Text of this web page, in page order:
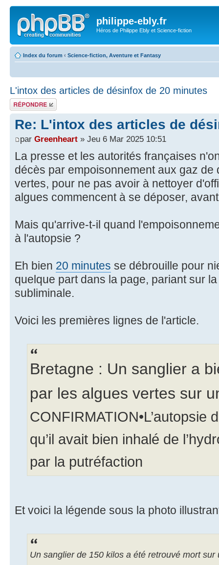
philippe-ebly.fr
Héros de Philippe Ebly et Science-fiction
Index du forum ‹ Science-fiction, Aventure et Fantasy
L'intox des articles de désinfox de 20 minutes
Répondre
Re: L'intox des articles de
par Greenheart » Jeu 6 Mar 2025 10:51
La presse et les autorités françaises
décès par empoisonnement aux gaz
vertes, pour ne pas avoir à nettoyer
algues commencent à se déposer,
Mais qu'arrive-t-il quand
à l'autopsie ?
Eh bien 20 minutes se débrouille pour
quelque part dans la page, pariant sur
subliminale.
Voici les premières lignes de l'article.
Bretagne : Un sanglier a
par les algues vertes sur
CONFIRMATION•L’autopsie
qu’il avait bien inhalé de
par la putréfaction
Et voici la légende sous la photo
Un sanglier de 150 kilos a été retrouvé mort